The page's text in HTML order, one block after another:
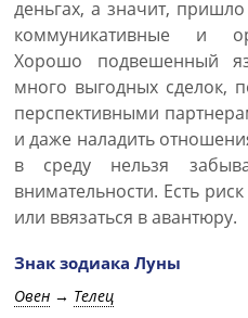
деньгах, а значит,
коммуникативные и
Хорошо подвешенный
много выгодных сделок,
перспективными
и даже наладить
в среду нельзя
внимательности. Есть
или ввязаться в авантюру.
Знак зодиака Луны
Овен → Телец